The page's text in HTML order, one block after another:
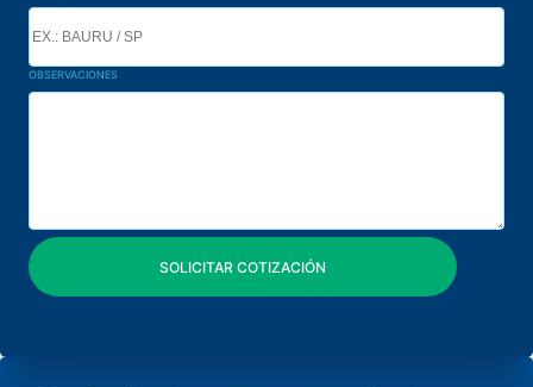
OBSERVACIONES